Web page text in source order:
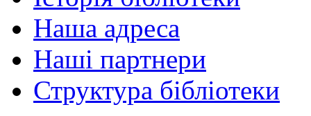
Наша адреса
Наші партнери
Структура бібліотеки